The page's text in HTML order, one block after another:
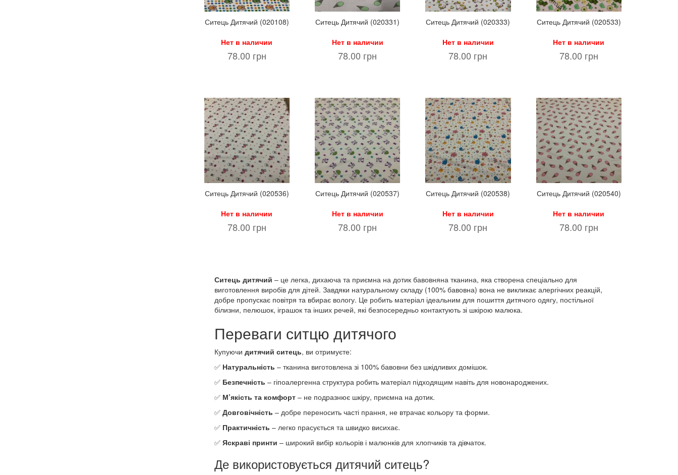
Ситець Дитячий (020108)
Нет в наличии
78.00 грн
Ситець Дитячий (020331)
Нет в наличии
78.00 грн
Ситець Дитячий (020333)
Нет в наличии
78.00 грн
Ситець Дитячий (020533)
Нет в наличии
78.00 грн
Ситець Дитячий (020536)
Нет в наличии
78.00 грн
Ситець Дитячий (020537)
Нет в наличии
78.00 грн
Ситець Дитячий (020538)
Нет в наличии
78.00 грн
Ситець Дитячий (020540)
Нет в наличии
78.00 грн
Ситець дитячий – це легка, дихаюча та приємна на дотик бавовняна тканина, яка створена спеціально для
виготовлення виробів для дітей. Завдяки натуральному складу (100% бавовна) вона не викликає алергічних реакцій,
добре пропускає повітря та вбирає вологу. Це робить матеріал ідеальним для пошиття дитячого одягу, постільної
білизни, пелюшок, іграшок та інших речей, які безпосередньо контактують зі шкірою малюка.
Переваги ситцю дитячого
Купуючи дитячий ситець, ви отримуєте:
✅ Натуральність – тканина виготовлена зі 100% бавовни без шкідливих домішок.
✅ Безпечність – гіпоалергенна структура робить матеріал підходящим навіть для новонароджених.
✅ М’якість та комфорт– не подразнює шкіру, приємна на дотик.
✅ Довговічність – добре переносить часті прання, не втрачає кольору та форми.
✅ Практичність – легко прасується та швидко висихає.
✅ Яскраві принти – широкий вибір кольорів і малюнків для хлопчиків та дівчаток.
Де використовується дитячий ситець?